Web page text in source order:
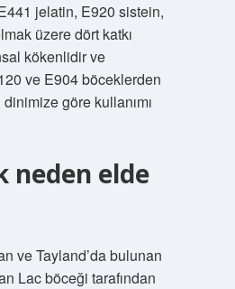
jelatin, E920 sistein,
üzere dört katkı
kökenlidir ve
ve E904 böceklerden
göre kullanımı
neden elde
ve Tayland’da bulunan
Lac böceği tarafından